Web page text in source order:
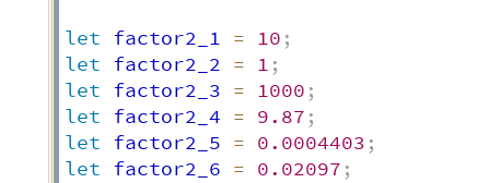
let factor2_1 = 10 ;
let factor2_2 = 1 ;
let factor2_3 = 1000 ;
let factor2_4 = 9.87 ;
let factor2_5 = 0.0004403 ;
let factor2_6 = 0.02097 ;